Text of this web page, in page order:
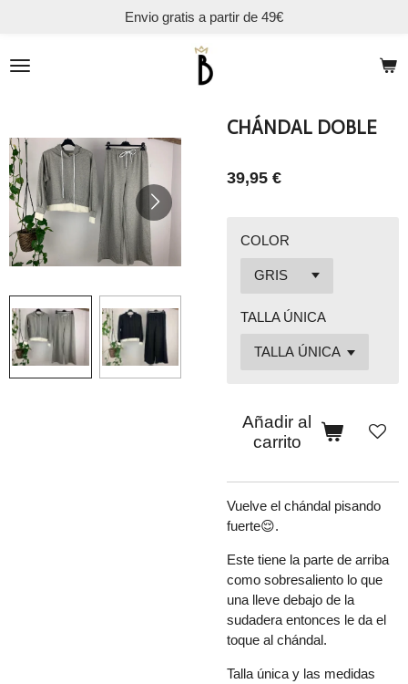
contenido
Envio gratis a partir de 49€
CHÁNDAL DOBLE
39,95 €
COLOR
TALLA ÚNICA
Añadir al
carrito
Vuelve el chándal pisando
fuerte😌.
Este tiene la parte de arriba
como sobresaliento lo que
una lleve debajo de la
sudadera entonces le da el
toque al chándal.
Talla única y las medidas